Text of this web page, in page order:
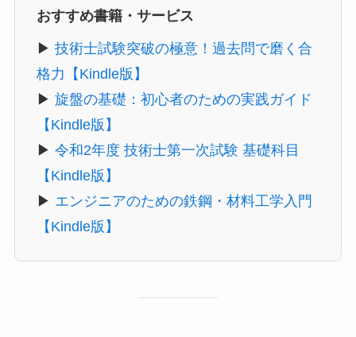
おすすめ書籍・サービス
▶ 技術士試験突破の極意！過去問で磨く合
格力【Kindle版】
▶ 旋盤の基礎：初心者のための実践ガイド
【Kindle版】
▶ 令和2年度 技術士第一次試験 基礎科目
【Kindle版】
▶ エンジニアのための鉄鋼・材料工学入門
【Kindle版】